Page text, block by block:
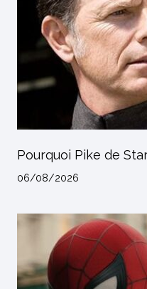
Pourquoi Pike de
06/08/2026